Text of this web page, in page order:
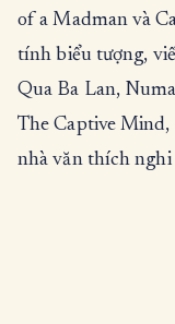
of a Madman và
tính biểu tượng,
Qua Ba Lan,
The Captive Mind,
nhà văn thích nghi